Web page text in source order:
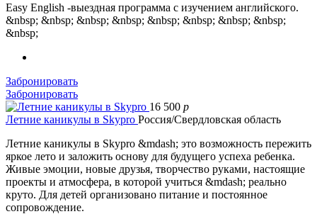
Easy English -выездная программа с изучением английского.
&nbsp; &nbsp; &nbsp; &nbsp; &nbsp; &nbsp; &nbsp; &nbsp;
&nbsp;
Забронировать
Забронировать
16 500 p
Летние каникулы в Skypro Россия/Свердловская область
Летние каникулы в Skypro &mdash; это возможность пережить
яркое лето и заложить основу для будущего успеха ребенка.
Живые эмоции, новые друзья, творчество руками, настоящие
проекты и атмосфера, в которой учиться &mdash; реально
круто. Для детей организовано питание и постоянное
сопровождение.